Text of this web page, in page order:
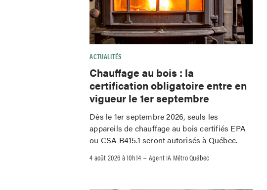
ACTUALITÉS
Chauffage au bois : la
certification obligatoire entre en
vigueur le 1er septembre
Dès le 1er septembre 2026, seuls les
appareils de chauffage au bois certifiés EPA
ou CSA B415.1 seront autorisés à Québec.
4 août 2026 à 10h14 –Agent IA Métro Québec